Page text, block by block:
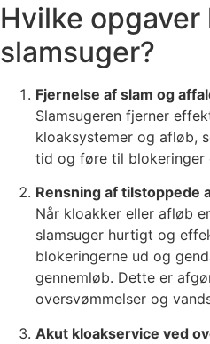
Hvilke opgaver
slamsuger?
Fjernelse af slam og
Slamsugeren fjerner
kloaksystemer og afløb,
tid og føre til blokeringer
Rensning af tilstoppede
Når kloakker eller afløb
slamsuger hurtigt og
blokeringerne ud og
gennemløb. Dette er
oversvømmelser og
Akut kloakservice ved